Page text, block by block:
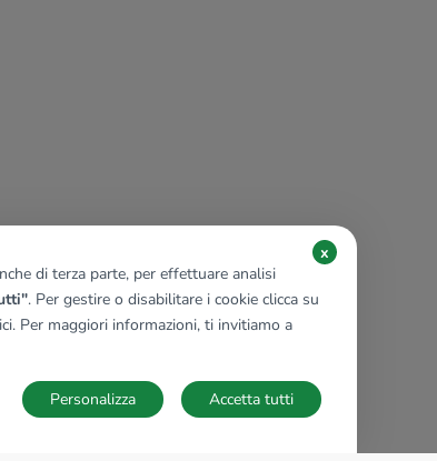
di terza parte, per effettuare analisi
. Per gestire o disabilitare i cookie clicca su
Per maggiori informazioni, ti invitiamo a
x
Accetta tutti
Personalizza